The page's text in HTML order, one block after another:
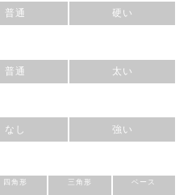
普通 硬い
普通 太い
なし 強い
四角形 三角形 ベース